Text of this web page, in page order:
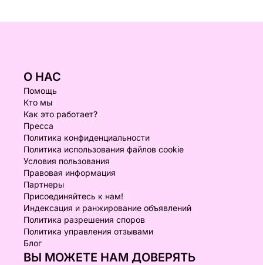
О НАС
Помощь
Кто мы
Как это работает?
Пресса
Политика конфиденциальности
Политика использования файлов cookie
Условия пользования
Правовая информация
Партнеры
Присоединяйтесь к нам!
Индексация и ранжирование объявлений
Политика разрешения споров
Политика управления отзывами
Блог
ВЫ МОЖЕТЕ НАМ ДОВЕРЯТЬ